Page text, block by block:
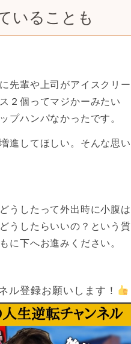
いることも
先輩や上司がアイスクリー
２個ってマジかーみたい
プハンパなかったです。
進してほしい。そんな思い
どうしたって外出時に小腹は
うしたらいいの？という質
に下へお進みください。
ル登録お願いします！